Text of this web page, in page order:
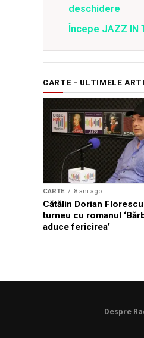
deschidere
Începe JAZZ IN
CARTE - ULTIMELE
CARTE 8 ani ago
Cătălin Dorian
turneu cu romanul
aduce fericirea’
Despre